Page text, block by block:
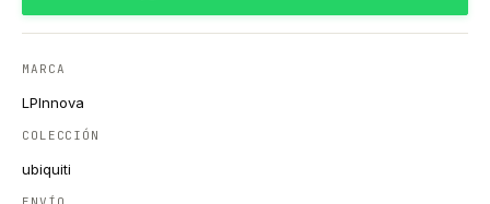
MARCA
LPInnova
COLECCIÓN
ubiquiti